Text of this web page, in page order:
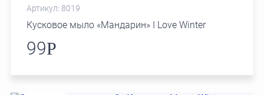
Артикул: 8019
Кусковое мыло «Мандарин» I Love Winter
99Р